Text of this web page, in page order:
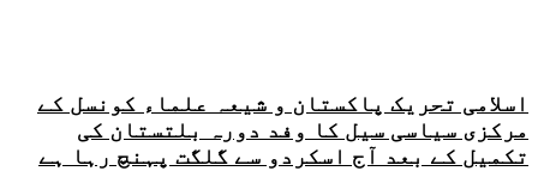
اسلامی تحریک پاکستان و شیعہ علماء کونسل کے
مرکزی سیاسی سیل کا وفد دورہ بلتستان کی
تکمیل کے بعد آج اسکردو سے گلگت پہنچ رہا ہے